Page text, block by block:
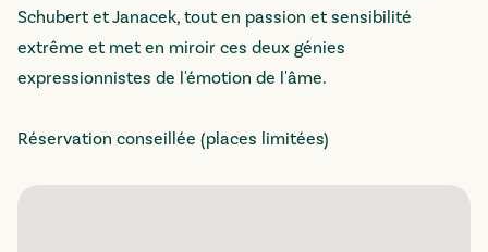
Schubert et Janacek, tout en passion et sensibilité
extrême et met en miroir ces deux génies
expressionnistes de l'émotion de l'âme.
Réservation conseillée (places limitées)